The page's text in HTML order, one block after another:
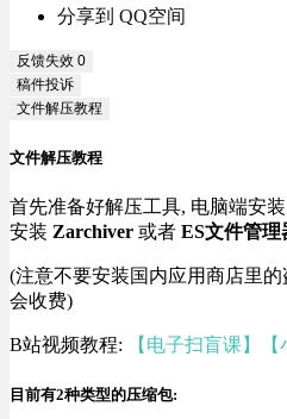
分享到 QQ空间
反馈失效 0
稿件投诉
文件解压教程
文件解压教程
首先准备好解压工具, 电脑端安装
安装 Zarchiver 或者 ES文件管理
(注意不要安装国内应用商店里
会收费)
B站视频教程: 【电子扫盲课】
目前有2种类型的压缩包: